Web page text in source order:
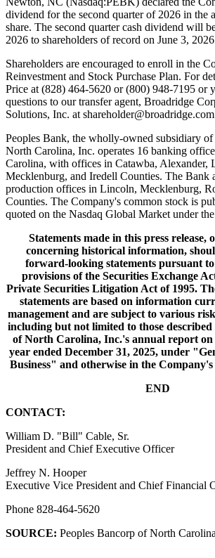
dividend for the second quarter of 2026 in the
share. The second quarter cash dividend will
2026 to shareholders of record on June 3,
Shareholders are encouraged to enroll in the
Reinvestment and Stock Purchase Plan. For
Price at (828) 464-5620 or (800) 948-7195 or
questions to our transfer agent, Broadridge
Solutions, Inc. at
Peoples Bank, the wholly-owned subsidiary
North Carolina, Inc. operates 16 banking
Carolina, with offices in Catawba, Alexander,
Mecklenburg, and Iredell Counties. The Bank
production offices in Lincoln, Mecklenburg,
Counties. The Company's common stock is
quoted on the Nasdaq Global Market under
Statements made in this press release,
concerning historical information,
forward-looking statements pursuant
provisions of the Securities Exchange
Private Securities Litigation Act of 1995.
statements are based on information
management and are subject to various
including but not limited to those described
of North Carolina, Inc.'s annual report
year ended December 31, 2025, under
Business" and otherwise in the
END
CONTACT:
William D. "Bill" Cable, Sr.
President and Chief Executive Officer
Jeffrey N. Hooper
Executive Vice President and Chief Financial
Phone 828-464-5620
SOURCE: Peoples Bancorp of North